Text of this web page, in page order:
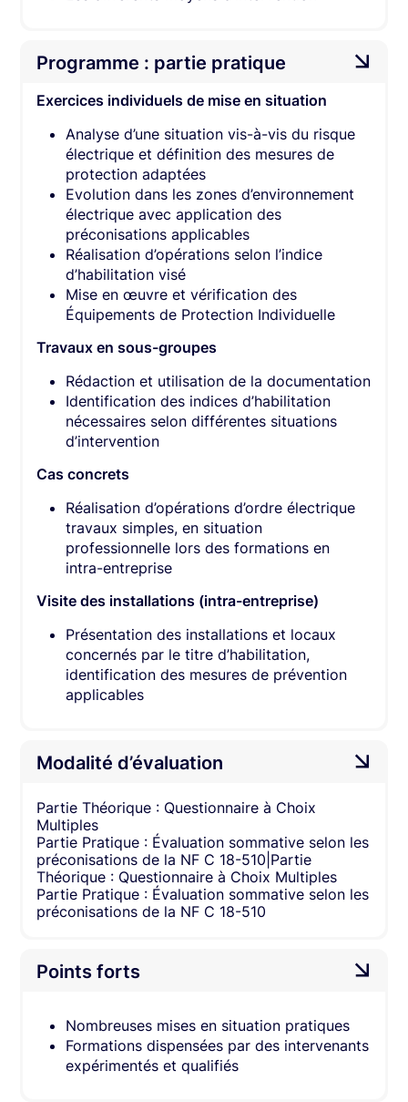
Programme : partie pratique
Exercices individuels de mise en situation
Analyse d’une situation vis-à-vis du risque
électrique et définition des mesures de
protection adaptées
Evolution dans les zones d’environnement
électrique avec application des
préconisations applicables
Réalisation d’opérations selon l’indice
d’habilitation visé
Mise en œuvre et vérification des
Équipements de Protection Individuelle
Travaux en sous-groupes
Rédaction et utilisation de la documentation
Identification des indices d’habilitation
nécessaires selon différentes situations
d’intervention
Cas concrets
Réalisation d’opérations d’ordre électrique
travaux simples, en situation
professionnelle lors des formations en
intra-entreprise
Visite des installations (intra-entreprise)
Présentation des installations et locaux
concernés par le titre d’habilitation,
identification des mesures de prévention
applicables
Modalité d’évaluation
Partie Théorique : Questionnaire à Choix
Multiples
Partie Pratique : Évaluation sommative selon les
préconisations de la NF C 18-510|Partie
Théorique : Questionnaire à Choix Multiples
Partie Pratique : Évaluation sommative selon les
préconisations de la NF C 18-510
Points forts
Nombreuses mises en situation pratiques
Formations dispensées par des intervenants
expérimentés et qualifiés